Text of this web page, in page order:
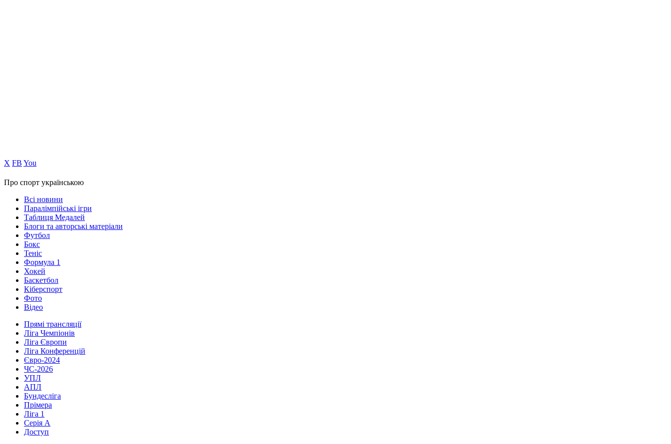
Х FB You
Про спорт українською
Всі новини
Паралімпійські ігри
Таблиця Медалей
Блоги та авторські матеріали
Футбол
Бокс
Теніс
Формула 1
Хокей
Баскетбол
Кіберспорт
Фото
Відео
Прямі трансляції
Ліга Чемпіонів
Ліга Європи
Ліга Конференцій
Євро-2024
ЧС-2026
УПЛ
АПЛ
Бундесліга
Прімера
Ліга 1
Серія А
Доступ